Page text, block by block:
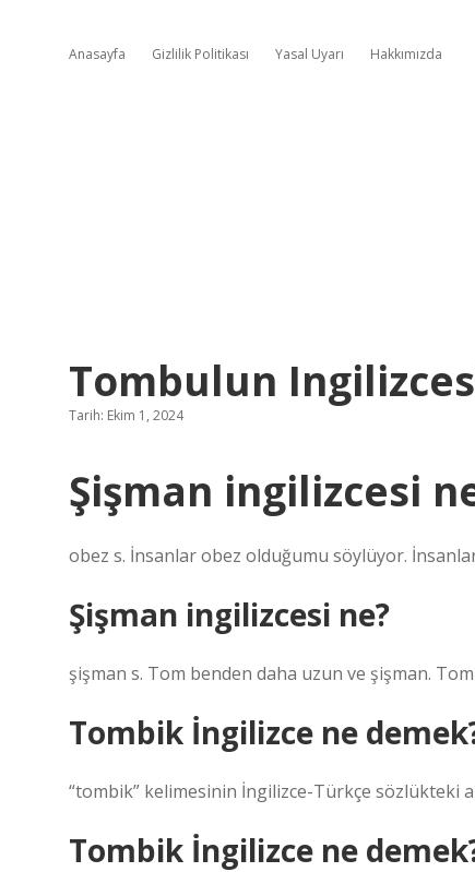
Anasayfa Gizlilik Politikası Yasal Uyarı Hakkımızda
Tombulun
Tarih: Ekim 1, 2024
Şişman ingilizcesi
obez s. İnsanlar obez olduğumu söylüyor.
Şişman ingilizcesi ne?
şişman s. Tom benden daha uzun ve şişman.
Tombik İngilizce ne
“tombik” kelimesinin İngilizce-Türkçe sözlükteki
Tombik İngilizce ne